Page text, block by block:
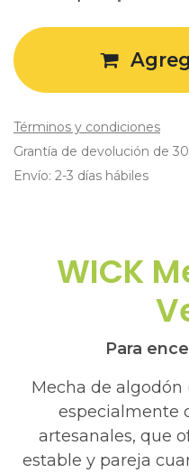
Términos y condiciones
Grantía de devolución de
Envío: 2-3 días hábiles
WICK
Para
Mecha de algodón
especialmente
artesanales, que
estable y pareja